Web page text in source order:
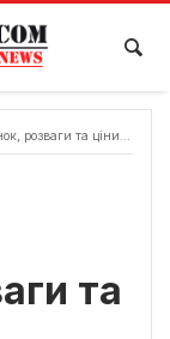
на гірськолижному курорті
та